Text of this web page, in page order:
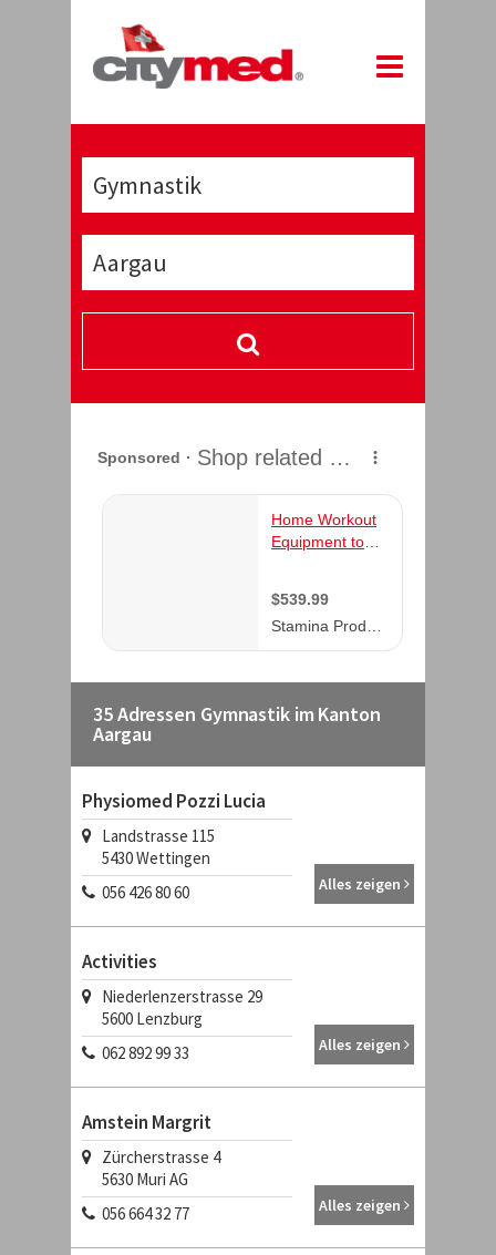
35 Adressen Gymnastik im Kanton
Aargau
Physiomed Pozzi Lucia
Landstrasse 115
5430Wettingen
056 426 80 60
Alles zeigen
Activities
Niederlenzerstrasse 29
5600 Lenzburg
062 892 99 33
Alles zeigen
Amstein Margrit
Zürcherstrasse 4
5630 Muri AG
056 664 32 77
Alles zeigen